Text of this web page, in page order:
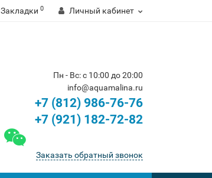
Закладки 0 Личный кабинет
Пн - Вс: с 10:00 до 20:00
info@aquamalina.ru
+7 (812) 986-76-76
+7 (921) 182-72-82
Заказать обратный звонок